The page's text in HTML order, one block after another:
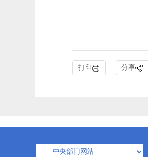
打印 分享